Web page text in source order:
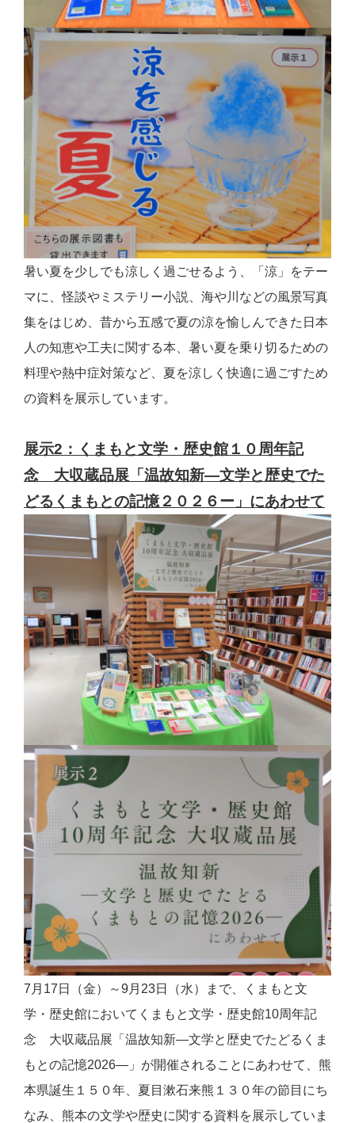
暑い夏を少しでも涼しく過ごせるよう、「涼」をテー
マに、怪談やミステリー小説、海や川などの風景写真
集をはじめ、昔から五感で夏の涼を愉しんできた日本
人の知恵や工夫に関する本、暑い夏を乗り切るための
料理や熱中症対策など、夏を涼しく快適に過ごすため
の資料を展示しています。
展示2：くまもと文学・歴史館１０周年記
念 大収蔵品展「温故知新―文学と歴史でた
どるくまもとの記憶２０２６ー」にあわせて
7月17日（金）～9月23日（水）まで、くまもと文
学・歴史館においてくまもと文学・歴史館10周年記
念 大収蔵品展「温故知新―文学と歴史でたどるくま
もとの記憶2026―」が開催されることにあわせて、熊
本県誕生１５０年、夏目漱石来熊１３０年の節目にち
なみ、熊本の文学や歴史に関する資料を展示していま